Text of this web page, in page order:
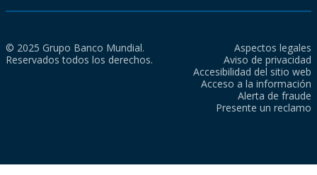
© 2025 Grupo Banco Mundial.
Reservados todos los derechos.
Aspectos legales
Aviso de privacidad
Accesibilidad del sitio web
Acceso a la información
Alerta de fraude
Presente un reclamo